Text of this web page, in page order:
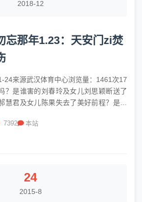
2018-12
忘那年1.23：天安门zi焚
24来源武汉体育中心浏览量：1461次17
？是谁害的刘春玲及女儿刘思颖断送了
慧君及女儿陈果失去了美好前程？是谁
谓的“美好天国”走上了自焚的不归路失
7392 本站
24
2015-8